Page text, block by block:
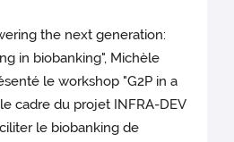
the next generation:
in biobanking", Michèle
le workshop "G2P in a
cadre du projet INFRA-DEV
le biobanking de